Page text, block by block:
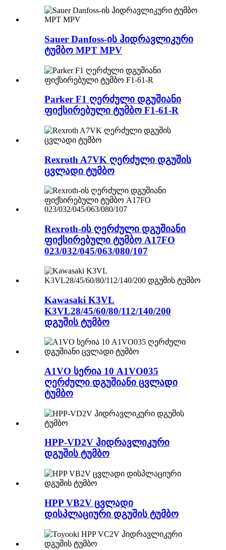
Sauer Danfoss-ის ჰიდრავლიკური
ტუმბო MPT MPV
Parker F1 ღერძული დგუშიანი
ფიქსირებული ტუმბო F1-61-R
Rexroth A7VK ღერძული დგუშის
ცვლადი ტუმბო
Rexroth-ის ღერძული დგუშიანი
ფიქსირებული ტუმბო A17FO
023/032/045/063/080/107
Kawasaki K3VL
K3VL28/45/60/80/112/140/200
დგუშის ტუმბო
A1VO სერია 10 A1VO035
ღერძული დგუშიანი ცვლადი
ტუმბო
HPP-VD2V ჰიდრავლიკური
დგუშის ტუმბო
HPP VB2V ცვლადი
დისპლაციური დგუშის ტუმბო